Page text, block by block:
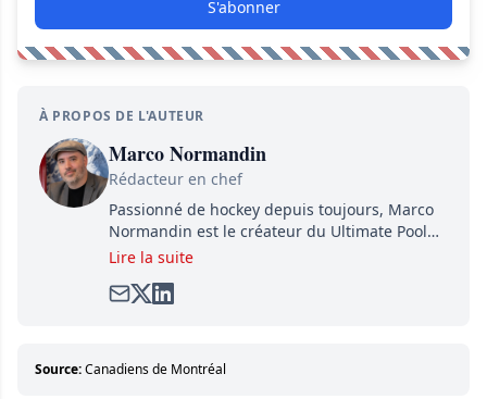
S'abonner
À PROPOS DE L'AUTEUR
Marco Normandin
Rédacteur en chef
Passionné de hockey depuis toujours, Marco
Normandin est le créateur du Ultimate Pool
Preview, une référence mondiale en guide de
satirique de hockey, Définitivement, Pierre.
entourant la LNH et en faire bénéficier les
Lire la suite
Source:Canadiens de Montréal